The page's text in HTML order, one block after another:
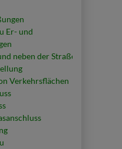
Er- und
neben der Straße
Verkehrsflächen